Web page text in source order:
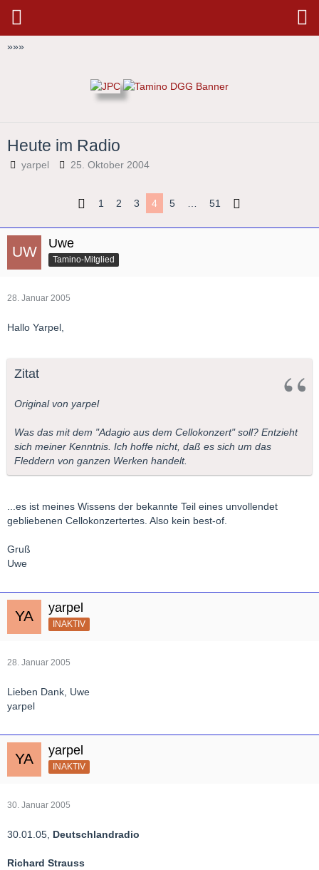
»»»
Heute im Radio
yarpel 25. Oktober 2004
1 2 3 4 5 … 51
Uwe
Tamino-Mitglied
28. Januar 2005
Hallo Yarpel,
Zitat
Original von yarpel
Was das mit dem "Adagio aus dem Cellokonzert" soll? Entzieht
sich meiner Kenntnis. Ich hoffe nicht, daß es sich um das
Fleddern von ganzen Werken handelt.
...es ist meines Wissens der bekannte Teil eines unvollendet
gebliebenen Cellokonzertertes. Also kein best-of.
Gruß
Uwe
yarpel
INAKTIV
28. Januar 2005
Lieben Dank, Uwe
yarpel
yarpel
INAKTIV
30. Januar 2005
30.01.05, Deutschlandradio
Richard Strauss